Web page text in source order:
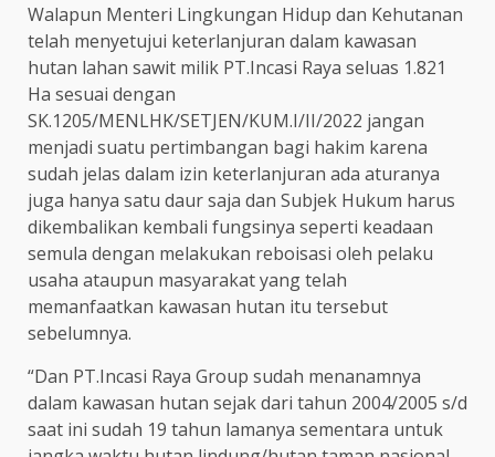
Walapun Menteri Lingkungan Hidup dan Kehutanan
telah menyetujui keterlanjuran dalam kawasan
hutan lahan sawit milik PT.Incasi Raya seluas 1.821
Ha sesuai dengan
SK.1205/MENLHK/SETJEN/KUM.I/II/2022 jangan
menjadi suatu pertimbangan bagi hakim karena
sudah jelas dalam izin keterlanjuran ada aturanya
juga hanya satu daur saja dan Subjek Hukum harus
dikembalikan kembali fungsinya seperti keadaan
semula dengan melakukan reboisasi oleh pelaku
usaha ataupun masyarakat yang telah
memanfaatkan kawasan hutan itu tersebut
sebelumnya.
“Dan PT.Incasi Raya Group sudah menanamnya
dalam kawasan hutan sejak dari tahun 2004/2005 s/d
saat ini sudah 19 tahun lamanya sementara untuk